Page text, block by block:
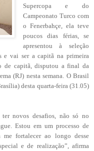
Supercopa e do
Campeonato Turco com
o Fenerbahçe, ela teve
poucos dias férias, se
apresentou à seleção
e vai ser a capitã na primeira
de capitã, disputou a final da
(RJ) nesta semana. O Brasil
desta quarta-feira (31.05)
novos desafios, não só no
Estou em um processo de
fortalecer ao longo desse
e de realização”, afirma